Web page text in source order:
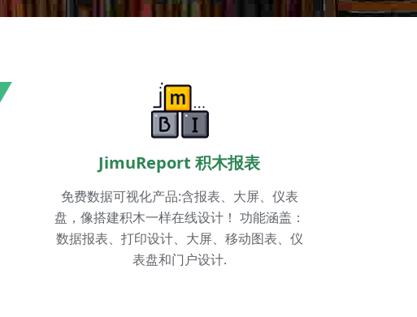
JimuReport 积木报表
免费数据可视化产品:含报表、大屏、仪表
盘，像搭建积木一样在线设计！ 功能涵盖：
数据报表、打印设计、大屏、移动图表、仪
表盘和门户设计.